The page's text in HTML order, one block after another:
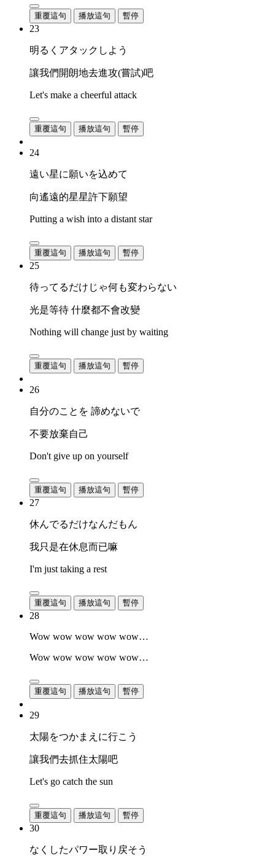
重覆這句 播放這句 暫停
23
明るくアタックしよう
讓我們開朗地去進攻(嘗試)吧
Let's make a cheerful attack
重覆這句 播放這句 暫停
24
遠い星に願いを込めて
向遙遠的星星許下願望
Putting a wish into a distant star
重覆這句 播放這句 暫停
25
待ってるだけじゃ何も変わらない
光是等待 什麼都不會改變
Nothing will change just by waiting
重覆這句 播放這句 暫停
26
自分のことを 諦めないで
不要放棄自己
Don't give up on yourself
重覆這句 播放這句 暫停
27
休んでるだけなんだもん
我只是在休息而已嘛
I'm just taking a rest
重覆這句 播放這句 暫停
28
Wow wow wow wow wow…
Wow wow wow wow wow…
重覆這句 播放這句 暫停
29
太陽をつかまえに行こう
讓我們去抓住太陽吧
Let's go catch the sun
重覆這句 播放這句 暫停
30
なくしたパワー取り戻そう